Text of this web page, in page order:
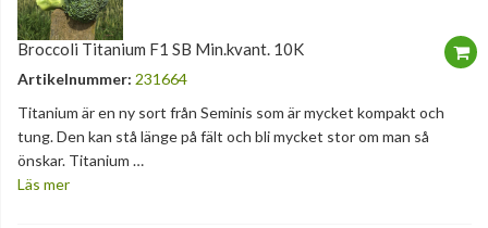
Broccoli Titanium F1 SB Min.kvant. 10K
Artikelnummer: 231664
Titanium är en ny sort från Seminis som är mycket kompakt och
tung. Den kan stå länge på fält och bli mycket stor om man så
önskar. Titanium …
Läs mer